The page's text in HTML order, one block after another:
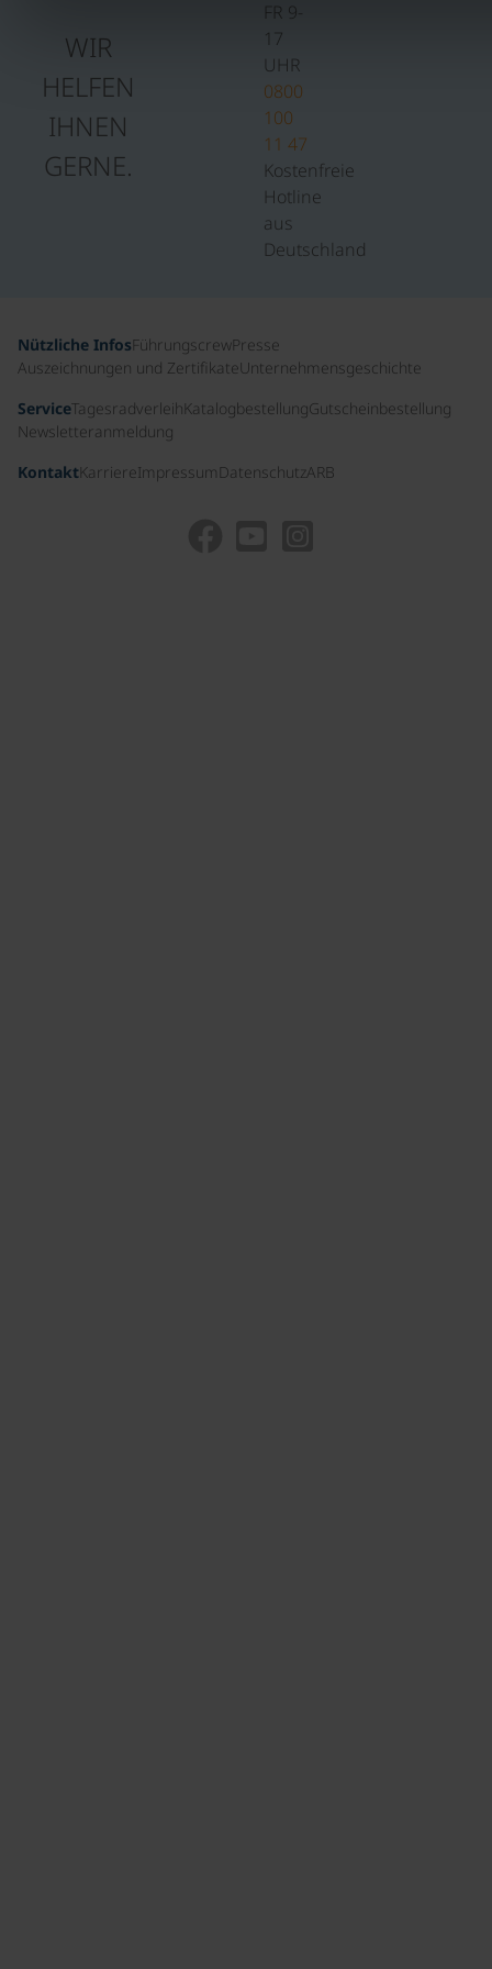
WIR
HELFEN
IHNEN
GERNE.
FR 9-
17
UHR
0800
100
11 47
Kostenfreie
Hotline
aus
Deutschland
Nützliche InfosFührungscrewPresse
Auszeichnungen und ZertifikateUnternehmensgeschichte
ServiceTagesradverleihKatalogbestellungGutscheinbestellung
Newsletteranmeldung
KontaktKarriereImpressum DatenschutzARB